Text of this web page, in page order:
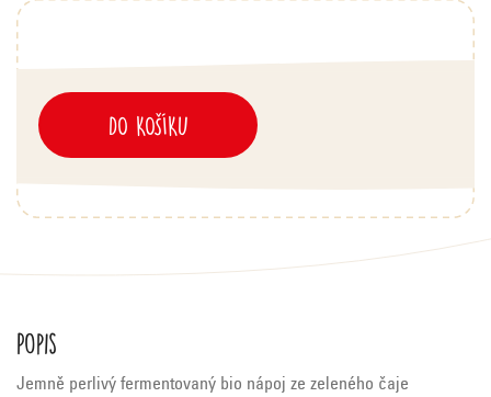
DO KOŠÍKU
Popis
Jemně perlivý fermentovaný bio nápoj ze zeleného čaje